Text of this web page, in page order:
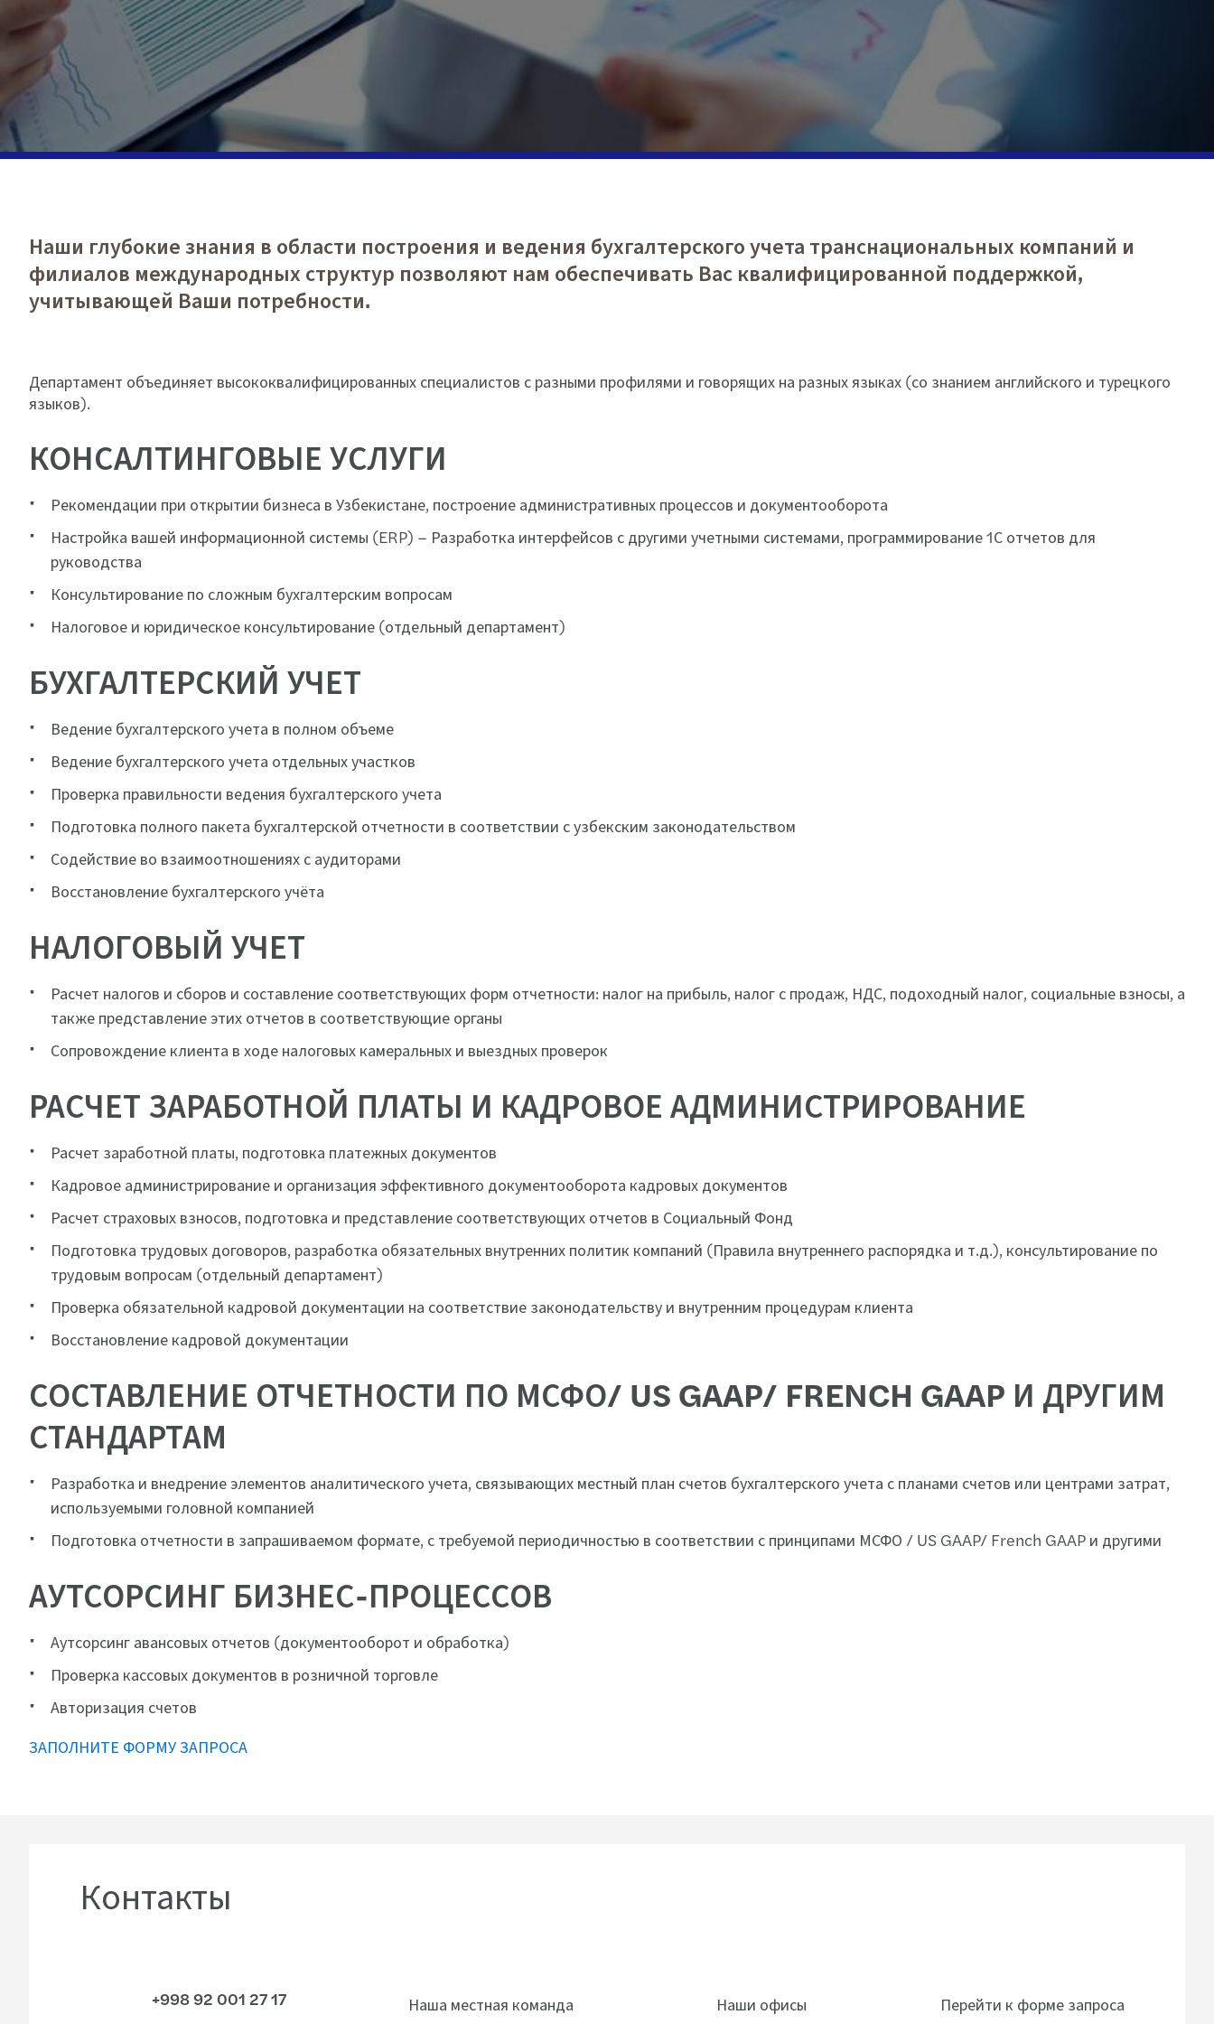
Наши глубокие знания в области построения и ведения бухгалтерского учета транснациональных компаний и
филиалов международных структур позволяют нам обеспечивать Вас квалифицированной поддержкой,
учитывающей Ваши потребности.
Департамент объединяет высококвалифицированных специалистов с разными профилями и говорящих на разных языках (со знанием английского и турецкого
языков).
КОНСАЛТИНГОВЫЕ УСЛУГИ
Рекомендации при открытии бизнеса в Узбекистане, построение административных процессов и документооборота
Настройка вашей информационной системы (ERP) – Разработка интерфейсов с другими учетными системами, программирование 1С отчетов для
руководства
Консультирование по сложным бухгалтерским вопросам
Налоговое и юридическое консультирование (отдельный департамент)
БУХГАЛТЕРСКИЙ УЧЕТ
Ведение бухгалтерского учета в полном объеме
Ведение бухгалтерского учета отдельных участков
Проверка правильности ведения бухгалтерского учета
Подготовка полного пакета бухгалтерской отчетности в соответствии с узбекским законодательством
Содействие во взаимоотношениях с аудиторами
Восстановление бухгалтерского учёта
НАЛОГОВЫЙ УЧЕТ
Расчет налогов и сборов и составление соответствующих форм отчетности: налог на прибыль, налог с продаж, НДС, подоходный налог, социальные взносы, а
также представление этих отчетов в соответствующие органы
Сопровождение клиента в ходе налоговых камеральных и выездных проверок
РАСЧЕТ ЗАРАБОТНОЙ ПЛАТЫ И КАДРОВОЕ АДМИНИСТРИРОВАНИЕ
Расчет заработной платы, подготовка платежных документов
Кадровое администрирование и организация эффективного документооборота кадровых документов
Расчет страховых взносов, подготовка и представление соответствующих отчетов в Социальный Фонд
Подготовка трудовых договоров, разработка обязательных внутренних политик компаний (Правила внутреннего распорядка и т.д.), консультирование по
трудовым вопросам (отдельный департамент)
Проверка обязательной кадровой документации на соответствие законодательству и внутренним процедурам клиента
Восстановление кадровой документации
СОСТАВЛЕНИЕ ОТЧЕТНОСТИ ПО МСФО/ US GAAP/ FRENCH GAAP И ДРУГИМ
СТАНДАРТАМ
Разработка и внедрение элементов аналитического учета, связывающих местный план счетов бухгалтерского учета с планами счетов или центрами затрат,
используемыми головной компанией
Подготовка отчетности в запрашиваемом формате, с требуемой периодичностью в соответствии с принципами МСФО / US GAAP/ French GAAP и другими
АУТСОРСИНГ БИЗНЕС-ПРОЦЕССОВ
Аутсорсинг авансовых отчетов (документооборот и обработка)
Проверка кассовых документов в розничной торговле
Авторизация счетов
ЗАПОЛНИТЕ ФОРМУ ЗАПРОСА
Контакты
+998 92 001 27 17 Наша местная команда Наши офисы Перейти к форме запроса